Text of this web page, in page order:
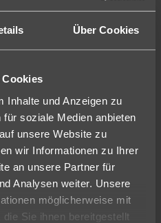
Über Cookies
Cookies
Inhalte und Anzeigen zu
soziale Medien anbieten
unsere Website zu
wir Informationen zu Ihrer
an unsere Partner für
Analysen weiter. Unsere
möglicherweise mit
Sie ihnen bereitgestellt
Hotels
Zimmertypen, die wir,
für den
Markt unter Vertrag
Ihres Traumurlaubs in
an Top-Hotels ermöglicht
Urlaubstage. Ob Sie sich